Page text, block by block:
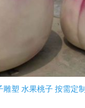
塑 水果桃子 按需定制